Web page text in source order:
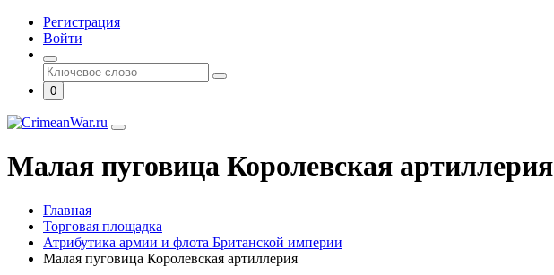
Регистрация
Войти
0
Малая пуговица Королевская артиллерия
Главная
Торговая площадка
Атрибутика армии и флота Британской империи
Малая пуговица Королевская артиллерия